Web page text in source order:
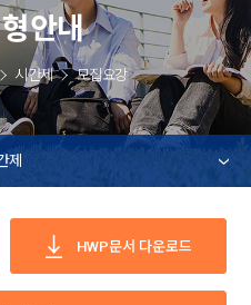
안내
시간제 모집요강
제
HWP문서 다운로드